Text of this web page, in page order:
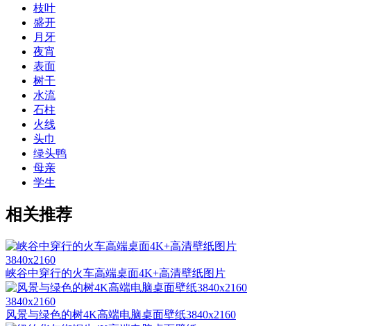
枝叶
盛开
月牙
夜宵
表面
树干
水流
石柱
火线
头巾
绿头鸭
母亲
学生
相关推荐
3840x2160
峡谷中穿行的火车高端桌面4K+高清壁纸图片
3840x2160
风景与绿色的树4K高端电脑桌面壁纸3840x2160